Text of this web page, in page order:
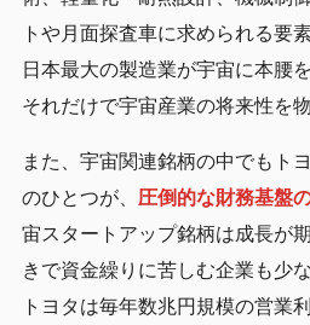
トや月面探査車に求められる要
日本最大の製造業が宇宙に本腰
それだけで宇宙産業の将来性を
また、宇宙関連銘柄の中でもト
のひとつが、 圧倒的な財務基盤
宙スタートアップ銘柄は成長が
きで資金繰りに苦しむ企業も少
トヨタは毎年数兆円規模の営業